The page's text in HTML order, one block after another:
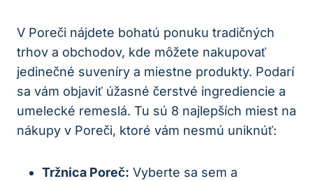
V Poreči nájdete bohatú ponuku tradičných
trhov a obchodov, kde môžete nakupovať
jedinečné suveníry a miestne produkty. Podarí
sa vám objaviť úžasné čerstvé ingrediencie a
umelecké remeslá. Tu sú 8 najlepších miest na
nákupy v Poreči, ktoré vám nesmú uniknúť:
Tržnica Poreč: Vyberte sa sem a